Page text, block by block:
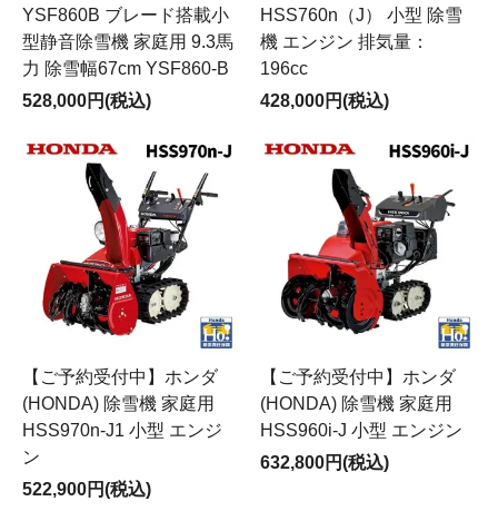
YSF860B ブレード搭載小
型静音除雪機 家庭用 9.3馬
力 除雪幅67cm YSF860-B
528,000円(税込)
HSS760n（J） 小型 除雪
機 エンジン 排気量：
196cc
428,000円(税込)
【ご予約受付中】ホンダ
(HONDA) 除雪機 家庭用
HSS970n-J1 小型 エンジ
ン
522,900円(税込)
【ご予約受付中】ホンダ
(HONDA) 除雪機 家庭用
HSS960i-J 小型 エンジン
632,800円(税込)